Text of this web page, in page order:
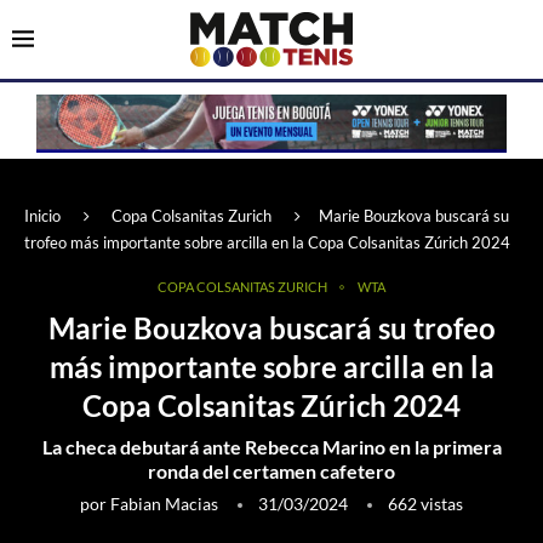
Inicio Copa Colsanitas Zurich
Marie Bouzkova buscará su
trofeo más importante sobre arcilla en la Copa Colsanitas Zúrich 2024
COPA COLSANITAS ZURICH WTA
Marie Bouzkova buscará su trofeo
más importante sobre arcilla en la
Copa Colsanitas Zúrich 2024
La checa debutará ante Rebecca Marino en la primera
ronda del certamen cafetero
por Fabian Macias 31/03/2024 662vistas